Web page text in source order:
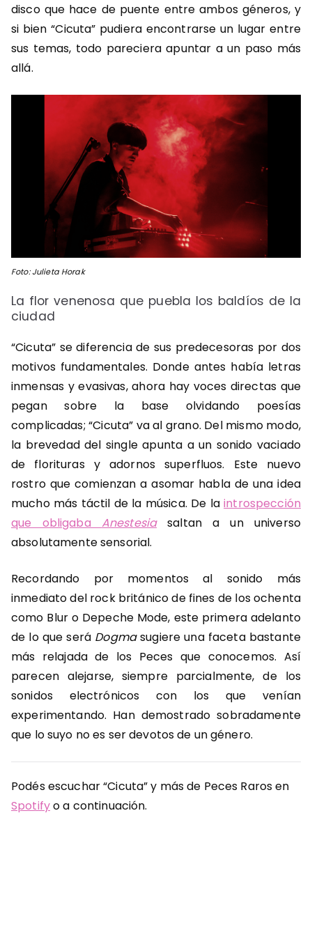
disco que hace de puente entre ambos géneros, y
si bien “Cicuta” pudiera encontrarse un lugar entre
sus temas, todo pareciera apuntar a un paso más
allá.
Foto: Julieta Horak
La flor venenosa que puebla los baldíos de la
ciudad
“Cicuta” se diferencia de sus predecesoras por dos
motivos fundamentales. Donde antes había letras
inmensas y evasivas, ahora hay voces directas que
pegan sobre la base olvidando poesías
complicadas; “Cicuta” va al grano. Del mismo modo,
la brevedad del single apunta a un sonido vaciado
de florituras y adornos superfluos. Este nuevo
rostro que comienzan a asomar habla de una idea
mucho más táctil de la música. De laintrospección
que obligaba Anestesiasaltan a un universo
absolutamente sensorial.
Recordando por momentos al sonido más
inmediato del rock británico de fines de los ochenta
como Blur o Depeche Mode, este primera adelanto
de lo que será Dogmasugiere una faceta bastante
más relajada de los Peces que conocemos. Así
parecen alejarse, siempre parcialmente, de los
sonidos electrónicos con los que venían
experimentando. Han demostrado sobradamente
que lo suyo no es ser devotos de un género.
Podés escuchar “Cicuta” y más de Peces Raros en
Spotifyo a continuación.